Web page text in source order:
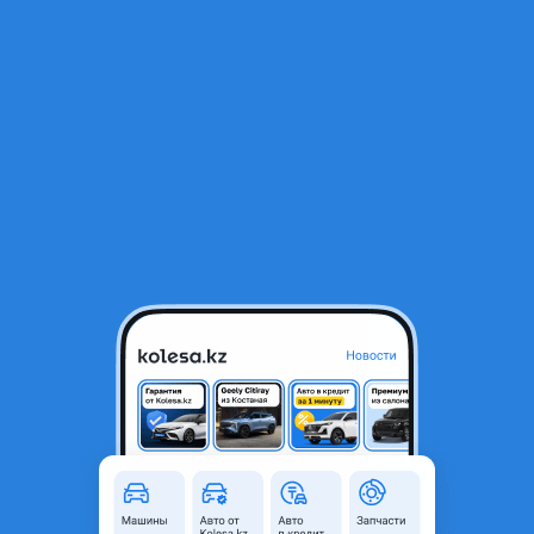
Обгонная муфта генератора шкиф
Алматы, Алматинская